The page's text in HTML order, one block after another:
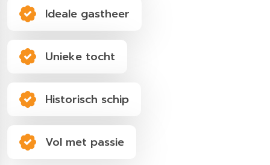
Ideale gastheer
Unieke tocht
Historisch schip
Vol met passie